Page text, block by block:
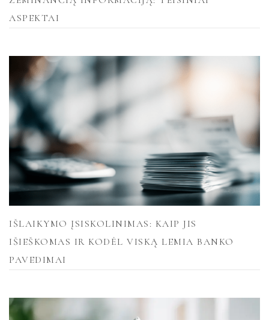
ASPEKTAI
IŠLAIKYMO ĮSISKOLINIMAS: KAIP JIS
IŠIEŠKOMAS IR KODĖL VISKĄ LEMIA BANKO
PAVEDIMAI